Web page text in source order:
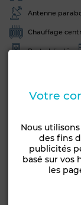
Antenne
Chauffage
Porte blindée
Votre
Nous
des fins
publicités
basé sur vos
les